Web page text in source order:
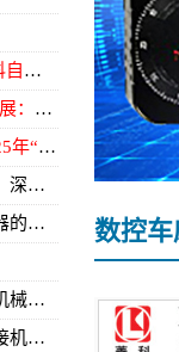
化
时代
家”称号
新技术
详解
性
组件
数控车